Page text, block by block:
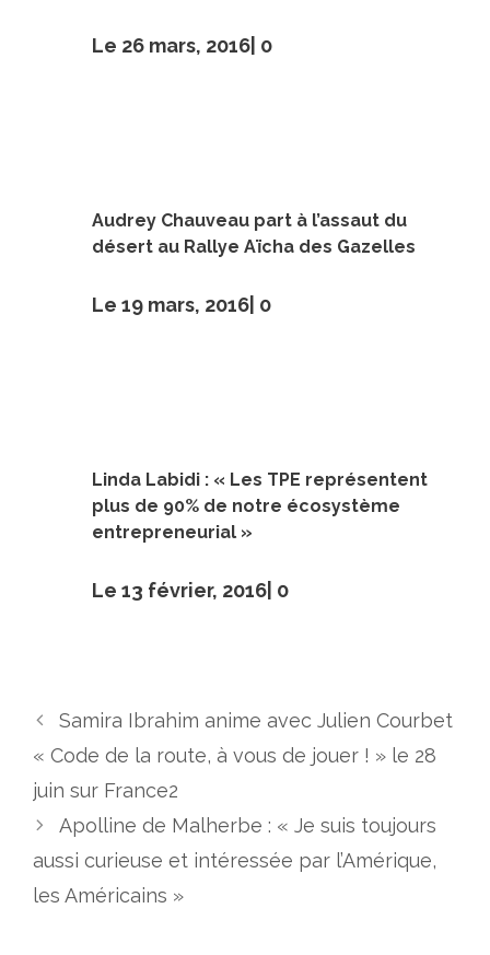
Le 26 mars, 2016| 0
Audrey Chauveau part à l’assaut du
désert au Rallye Aïcha des Gazelles
Le 19 mars, 2016| 0
Linda Labidi : « Les TPE représentent
plus de 90% de notre écosystème
entrepreneurial »
Le 13 février, 2016| 0
Samira Ibrahim anime avec Julien Courbet
« Code de la route, à vous de jouer ! » le 28
juin sur France2
Apolline de Malherbe : « Je suis toujours
aussi curieuse et intéressée par l’Amérique,
les Américains »